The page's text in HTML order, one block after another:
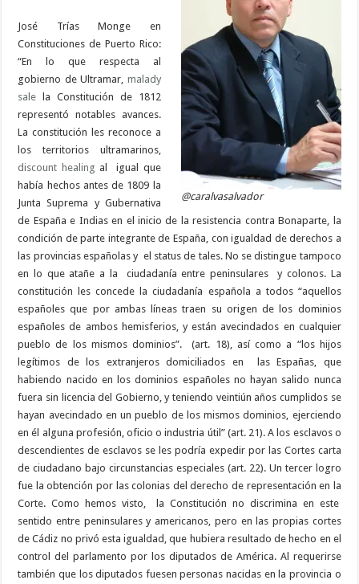
@caralvasalvador
José Trías Monge en
Constituciones de Puerto Rico:
“En lo que respecta al
gobierno de Ultramar, malady
sale la Constitución de 1812
representó notables avances.
La constitución les reconoce a
los territorios ultramarinos,
discount healing al igual que
había hechos antes de 1809 la
Junta Suprema y Gubernativa
de España e Indias en el inicio de la resistencia contra Bonaparte, la
condición de parte integrante de España, con igualdad de derechos a
las provincias españolas y el status de tales. No se distingue tampoco
en lo que atañe a la ciudadanía entre peninsulares y colonos. La
constitución les concede la ciudadanía española a todos “aquellos
españoles que por ambas líneas traen su origen de los dominios
españoles de ambos hemisferios, y están avecindados en cualquier
pueblo de los mismos dominios”. (art. 18), así como a “los hijos
legítimos de los extranjeros domiciliados en las Españas, que
habiendo nacido en los dominios españoles no hayan salido nunca
fuera sin licencia del Gobierno, y teniendo veintiún años cumplidos se
hayan avecindado en un pueblo de los mismos dominios, ejerciendo
en él alguna profesión, oficio o industria útil” (art. 21). A los esclavos o
descendientes de esclavos se les podría expedir por las Cortes carta
de ciudadano bajo circunstancias especiales (art. 22). Un tercer logro
fue la obtención por las colonias del derecho de representación en la
Corte. Como hemos visto, la Constitución no discrimina en este
sentido entre peninsulares y americanos, pero en las propias cortes
de Cádiz no privó esta igualdad, que hubiera resultado de hecho en el
control del parlamento por los diputados de América. Al requerirse
también que los diputados fuesen personas nacidas en la provincia o